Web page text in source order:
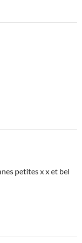
petites x x et bel